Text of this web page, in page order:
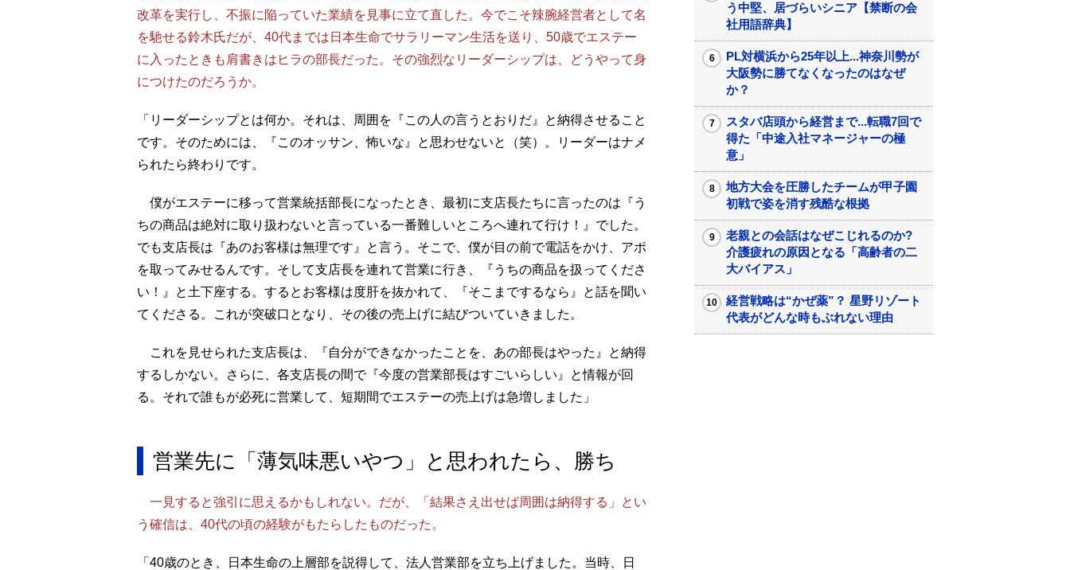
改革を実行し、不振に陥っていた業績を見事に立て直した。今でこそ辣腕経営者として名
を馳せる鈴木氏だが、40代までは日本生命でサラリーマン生活を送り、50歳でエステー
に入ったときも肩書きはヒラの部長だった。その強烈なリーダーシップは、どうやって身
につけたのだろうか。
「リーダーシップとは何か。それは、周囲を『この人の言うとおりだ』と納得させること
です。そのためには、『このオッサン、怖いな』と思わせないと（笑）。リーダーはナメ
られたら終わりです。
僕がエステーに移って営業統括部長になったとき、最初に支店長たちに言ったのは『う
ちの商品は絶対に取り扱わないと言っている一番難しいところへ連れて行け！』でした。
でも支店長は『あのお客様は無理です』と言う。そこで、僕が目の前で電話をかけ、アポ
を取ってみせるんです。そして支店長を連れて営業に行き、『うちの商品を扱ってくださ
い！』と土下座する。するとお客様は度肝を抜かれて、『そこまでするなら』と話を聞い
てくださる。これが突破口となり、その後の売上げに結びついていきました。
これを見せられた支店長は、『自分ができなかったことを、あの部長はやった』と納得
するしかない。さらに、各支店長の間で『今度の営業部長はすごいらしい』と情報が回
る。それで誰もが必死に営業して、短期間でエステーの売上げは急増しました」
営業先に「薄気味悪いやつ」と思われたら、勝ち
一見すると強引に思えるかもしれない。だが、「結果さえ出せば周囲は納得する」とい
う確信は、40代の頃の経験がもたらしたものだった。
「40歳のとき、日本生命の上層部を説得して、法人営業部を立ち上げました。当時、日
う中堅、居づらいシニア【禁断の会
社用語辞典】
PL対横浜から25年以上...神奈川勢が
大阪勢に勝てなくなったのはなぜ
か？
スタバ店頭から経営まで...転職7回で
得た「中途入社マネージャーの極
意」
地方大会を圧勝したチームが甲子園
初戦で姿を消す残酷な根拠
老親との会話はなぜこじれるのか?
介護疲れの原因となる「高齢者の二
大バイアス」
経営戦略は“かぜ薬”？ 星野リゾート
代表がどんな時もぶれない理由